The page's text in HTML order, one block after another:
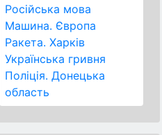
Російська мова
Машина. Європа
Ракета. Харків
Українська гривня
Поліція. Донецька
область